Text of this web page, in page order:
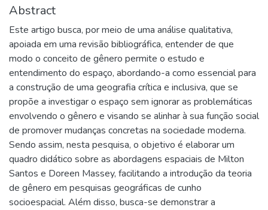
Abstract
Este artigo busca, por meio de uma análise qualitativa,
apoiada em uma revisão bibliográfica, entender de que
modo o conceito de gênero permite o estudo e
entendimento do espaço, abordando-a como essencial para
a construção de uma geografia crítica e inclusiva, que se
propõe a investigar o espaço sem ignorar as problemáticas
envolvendo o gênero e visando se alinhar à sua função social
de promover mudanças concretas na sociedade moderna.
Sendo assim, nesta pesquisa, o objetivo é elaborar um
quadro didático sobre as abordagens espaciais de Milton
Santos e Doreen Massey, facilitando a introdução da teoria
de gênero em pesquisas geográficas de cunho
socioespacial. Além disso, busca-se demonstrar a